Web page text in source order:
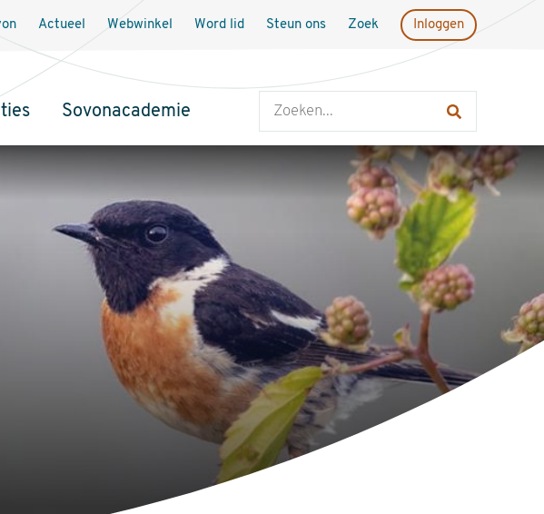
Sovonacademie
Actueel Webwinkel Word lid Steun ons Zoek Inloggen